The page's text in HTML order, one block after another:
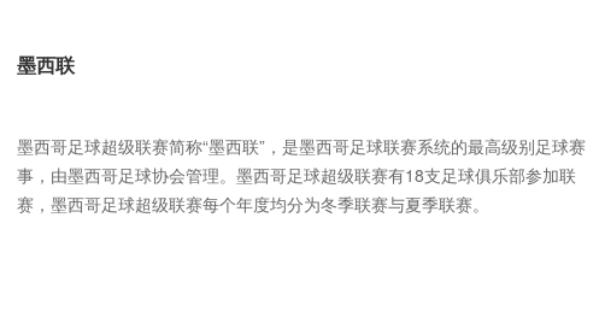
墨西联
墨西哥足球超级联赛简称“墨西联”，是墨西哥足球联赛系统的最高级别足球赛
事，由墨西哥足球协会管理。墨西哥足球超级联赛有18支足球俱乐部参加联
赛，墨西哥足球超级联赛每个年度均分为冬季联赛与夏季联赛。